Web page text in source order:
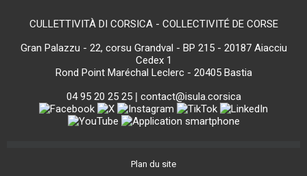
CULLETTIVITÀ DI CORSICA - COLLECTIVITÉ DE CORSE
Gran Palazzu - 22, corsu Grandval - BP 215 - 20187 Aiacciu
Cedex 1
Rond Point Maréchal Leclerc - 20405 Bastia
04 95 20 25 25| contact@isula.corsica
Plan du site